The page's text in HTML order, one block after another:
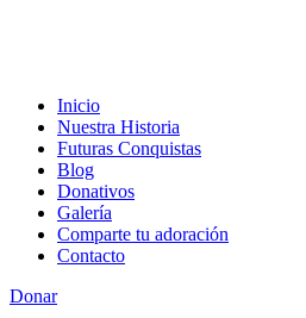
Inicio
Nuestra Historia
Futuras Conquistas
Blog
Donativos
Galería
Comparte tu adoración
Contacto
Donar